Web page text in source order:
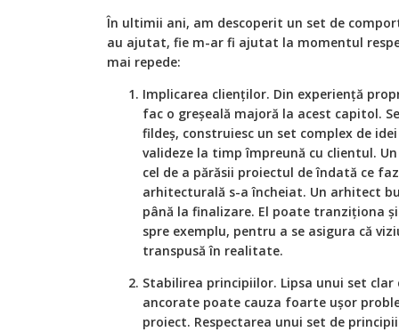
În ultimii ani, am descoperit un set de
au ajutat, fie m-ar fi ajutat la momentul
mai repede:
Implicarea clienților. Din experiență
fac o greșeală majoră la acest capitol.
fildeș, construiesc un set complex de
valideze la timp împreună cu clientul.
cel de a părăsii proiectul de îndată ce
arhitecturală s-a încheiat. Un arhitect
până la finalizare. El poate tranziționa
spre exemplu, pentru a se asigura că
transpusă în realitate.
Stabilirea principiilor. Lipsa unui set
ancorate poate cauza foarte ușor
proiect. Respectarea unui set de